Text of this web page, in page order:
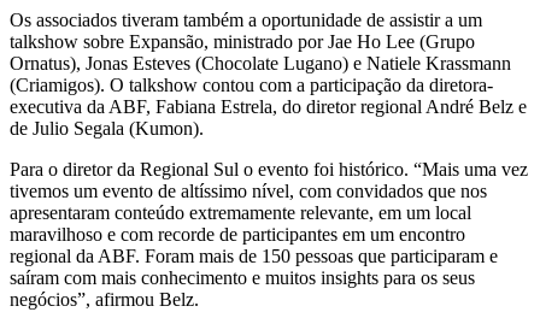
Os associados tiveram também a oportunidade de assistir a um
talkshow sobre Expansão, ministrado por Jae Ho Lee (Grupo
Ornatus), Jonas Esteves (Chocolate Lugano) e Natiele Krassmann
(Criamigos). O talkshow contou com a participação da diretora-
executiva da ABF, Fabiana Estrela, do diretor regional André Belz e
de Julio Segala (Kumon).
Para o diretor da Regional Sul o evento foi histórico. “Mais uma vez
tivemos um evento de altíssimo nível, com convidados que nos
apresentaram conteúdo extremamente relevante, em um local
maravilhoso e com recorde de participantes em um encontro
regional da ABF. Foram mais de 150 pessoas que participaram e
saíram com mais conhecimento e muitos insights para os seus
negócios”, afirmou Belz.